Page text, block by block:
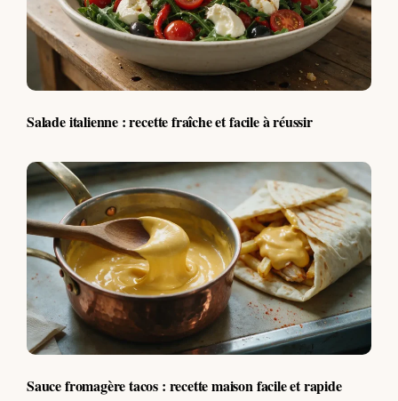
Salade italienne : recette fraîche et facile à réussir
Sauce fromagère tacos : recette maison facile et rapide